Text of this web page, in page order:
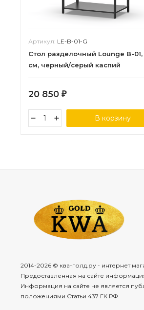
Артикул: LE-B-01-G
Cтол разделочный Lounge B-
см, черный/серый каспий
20 850 ₽
В корзину
2014-2026 © ква-голд.ру - интернет
Предоставленная на сайте
Информация на сайте не является
положениями Статьи 437 ГК РФ.